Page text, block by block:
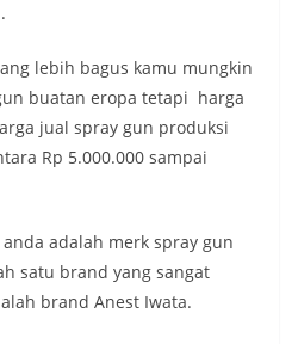
lebih bagus kamu mungkin
buatan eropa tetapi harga
jual spray gun produksi
Rp 5.000.000 sampai
adalah merk spray gun
satu brand yang sangat
brand Anest Iwata.